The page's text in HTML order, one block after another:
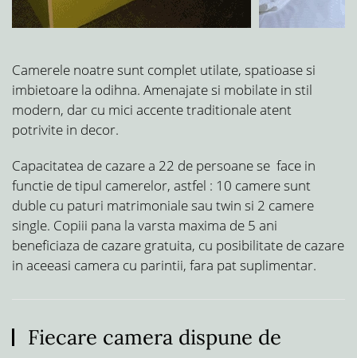
Camerele noatre sunt complet utilate, spatioase si
imbietoare la odihna. Amenajate si mobilate in stil
modern, dar cu mici accente traditionale atent
potrivite in decor.
Capacitatea de cazare a 22 de persoane se face in
functie de tipul camerelor, astfel : 10 camere sunt
duble cu paturi matrimoniale sau twin si 2 camere
single. Copiii pana la varsta maxima de 5 ani
beneficiaza de cazare gratuita, cu posibilitate de cazare
in aceeasi camera cu parintii, fara pat suplimentar.
Fiecare camera dispune de